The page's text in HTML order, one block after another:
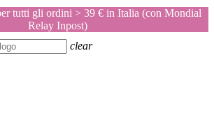
tutti gli ordini > 39 € in Italia (con Mondial
Relay Inpost)
clear